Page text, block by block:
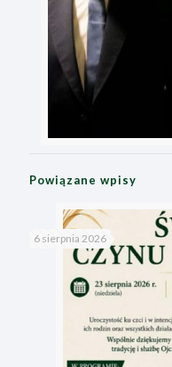
Powiązane wpisy
6 sierpnia 2026